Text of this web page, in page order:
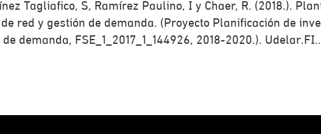
Tagliafico, S, Ramírez Paulino, I y Chaer, R. (2018.).
red y gestión de demanda. (Proyecto Planificación de
demanda, FSE_1_2017_1_144926, 2018-2020.).